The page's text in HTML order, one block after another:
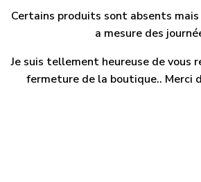
Certains produits sont absents
a mesure des
Je suis tellement heureuse de vous
fermeture de la boutique.. Merci